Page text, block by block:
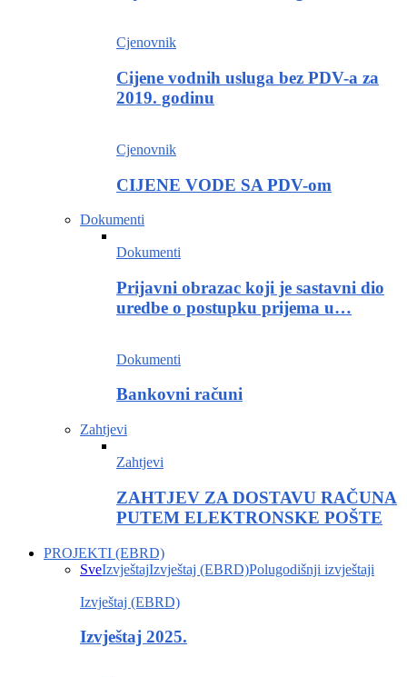
Cjenovnik
Cijene vodnih usluga bez PDV-a za
2019. godinu
Cjenovnik
CIJENE VODE SA PDV-om
Dokumenti
Dokumenti
Prijavni obrazac koji je sastavni dio
uredbe o postupku prijema u…
Dokumenti
Bankovni računi
Zahtjevi
Zahtjevi
ZAHTJEV ZA DOSTAVU RAČUNA
PUTEM ELEKTRONSKE POŠTE
PROJEKTI (EBRD)
SveIzvještajIzvještaj (EBRD)Polugodišnji izvještaji
Izvještaj (EBRD)
Izvještaj 2025.